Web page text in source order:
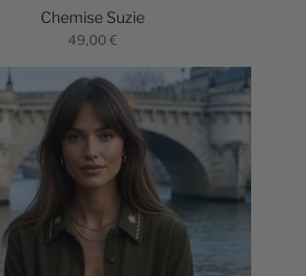
Chemise Suzie
49,00 €